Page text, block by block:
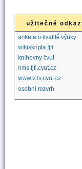
užitečné
anketa o kvalitě výuky
wikiskripta fjfi
knihovny čvut
nms.fjfi.cvut.cz
www.v3s.cvut.cz
osobní rozvrh